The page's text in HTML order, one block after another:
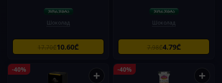
Шоколад
17.70₾10.60₾
Шоколад
7.98₾4.79₾
-40% + -40% +